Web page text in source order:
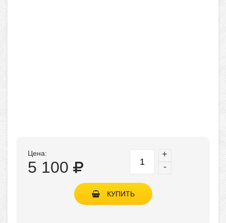
Цена:
5 100
+
-
КУПИТЬ